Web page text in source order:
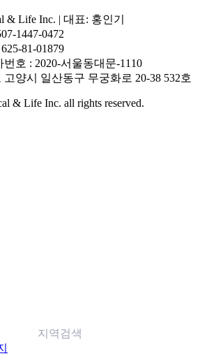
& Life Inc. | 대표: 홍인기
1447-0472
81-01879
호 : 2020-서울동대문-1110
고양시 일산동구 무궁화로 20-38 532호
& Life Inc. all rights reserved.
지역검색